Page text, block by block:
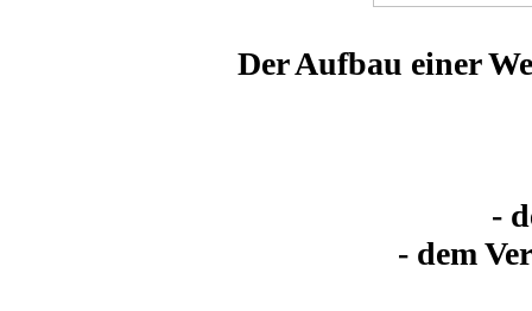
Der Aufbau einer
-
- dem